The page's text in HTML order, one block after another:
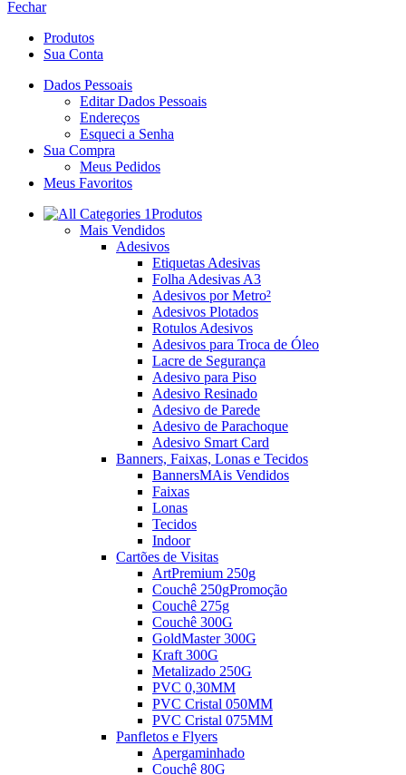
Fechar
Produtos
Sua Conta
Dados Pessoais
Editar Dados Pessoais
Endereços
Esqueci a Senha
Sua Compra
Meus Pedidos
Meus Favoritos
Produtos
Mais Vendidos
Adesivos
Etiquetas Adesivas
Folha Adesivas A3
Adesivos por Metro²
Adesivos Plotados
Rotulos Adesivos
Adesivos para Troca de Óleo
Lacre de Segurança
Adesivo para Piso
Adesivo Resinado
Adesivo de Parede
Adesivo de Parachoque
Adesivo Smart Card
Banners, Faixas, Lonas e Tecidos
BannersMAis Vendidos
Faixas
Lonas
Tecidos
Indoor
Cartões de Visitas
ArtPremium 250g
Couchê 250gPromoção
Couchê 275g
Couchê 300G
GoldMaster 300G
Kraft 300G
Metalizado 250G
PVC 0,30MM
PVC Cristal 050MM
PVC Cristal 075MM
Panfletos e Flyers
Apergaminhado
Couchê 80G